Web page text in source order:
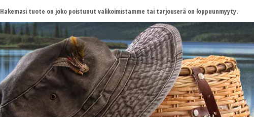
Hakemasi tuote on joko poistunut valikoimistamme tai tarjouserä on loppuunmyyty.